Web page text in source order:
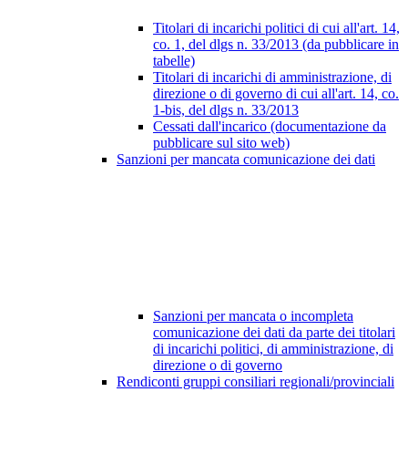
Titolari di incarichi politici di cui all'art. 14,
co. 1, del dlgs n. 33/2013 (da pubblicare in
tabelle)
Titolari di incarichi di amministrazione, di
direzione o di governo di cui all'art. 14, co.
1-bis, del dlgs n. 33/2013
Cessati dall'incarico (documentazione da
pubblicare sul sito web)
Sanzioni per mancata comunicazione dei dati
Sanzioni per mancata o incompleta
comunicazione dei dati da parte dei titolari
di incarichi politici, di amministrazione, di
direzione o di governo
Rendiconti gruppi consiliari regionali/provinciali